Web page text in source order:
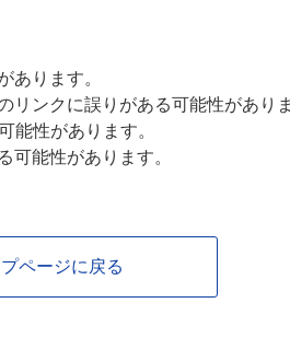
あります。
リンクに誤りがある可能性があり
能性があります。
可能性があります。
プページに戻る